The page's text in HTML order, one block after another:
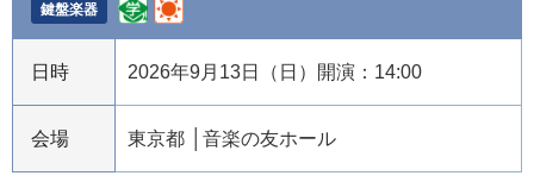
鍵盤楽器
日時 2026年9月13日（日）開演：14:00
会場 東京都 音楽の友ホール